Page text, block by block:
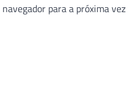
para a próxima vez